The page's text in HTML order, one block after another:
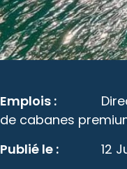
Emplois :
de cabanes
Publié le :
12